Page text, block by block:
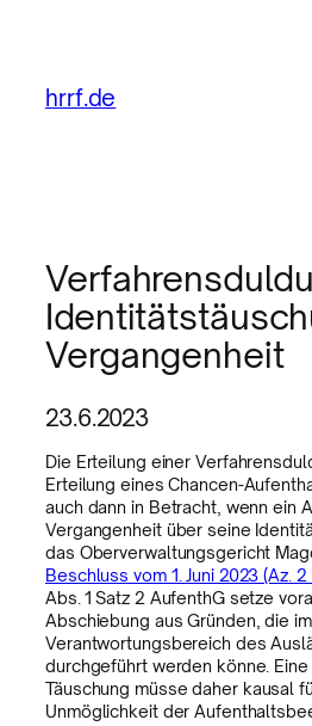
hrrf.de
Vergangenheit
23.6.2023
Die Erteilung einer
Erteilung eines Chancen-
auch dann in Betracht, wenn ein
Vergangenheit über seine
das Oberverwaltungsgericht
Beschluss vom 1. Juni 2023 (Az.
Abs. 1 Satz 2 AufenthG setze
Abschiebung aus Gründen, die im
Verantwortungsbereich des
durchgeführt werden könne.
Täuschung müsse daher kausal
Unmöglichkeit der